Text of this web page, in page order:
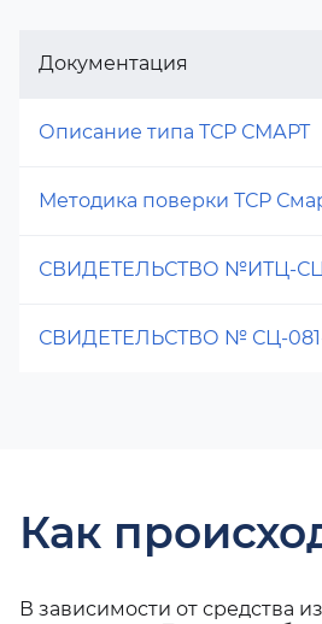
Документация
Описание типа ТСР СМАРТ
Методика поверки ТСР
СВИДЕТЕЛЬСТВО №ИТЦ-
СВИДЕТЕЛЬСТВО № СЦ-
Как
В зависимости от средства